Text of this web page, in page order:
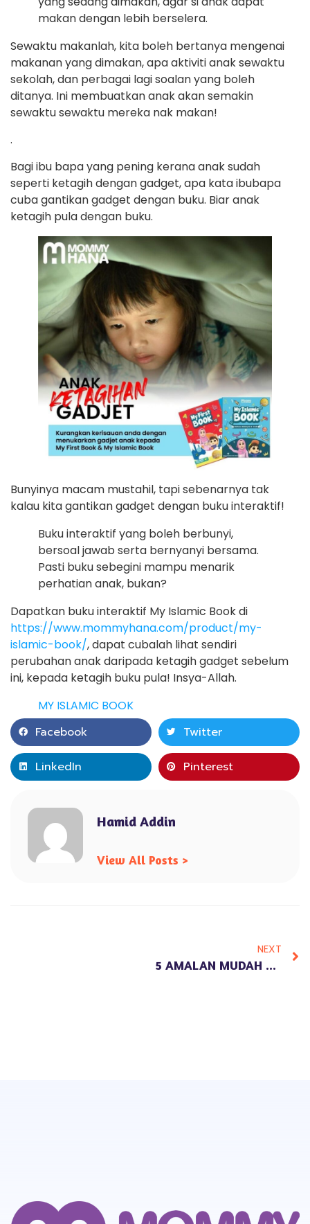
makan dengan lebih berselera.
Sewaktu makanlah, kita boleh bertanya mengenai
makanan yang dimakan, apa aktiviti anak sewaktu
sekolah, dan perbagai lagi soalan yang boleh
ditanya. Ini membuatkan anak akan semakin
sewaktu sewaktu mereka nak makan!
.
Bagi ibu bapa yang pening kerana anak sudah
seperti ketagih dengan gadget, apa kata ibubapa
cuba gantikan gadget dengan buku. Biar anak
ketagih pula dengan buku.
Bunyinya macam mustahil, tapi sebenarnya tak
kalau kita gantikan gadget dengan buku interaktif!
Buku interaktif yang boleh berbunyi,
bersoal jawab serta bernyanyi bersama.
Pasti buku sebegini mampu menarik
perhatian anak, bukan?
Dapatkan buku interaktif My Islamic Book di
https://www.mommyhana.com/product/my-
islamic-book/, dapat cubalah lihat sendiri
perubahan anak daripada ketagih gadget sebelum
ini, kepada ketagih buku pula! Insya-Allah.
MY ISLAMIC BOOK
Facebook Twitter
LinkedIn Pinterest
Hamid Addin
View All Posts >
NEXT
5 AMALAN MUDAH NAMUN BERAT TIMBANGAN AMALNYA